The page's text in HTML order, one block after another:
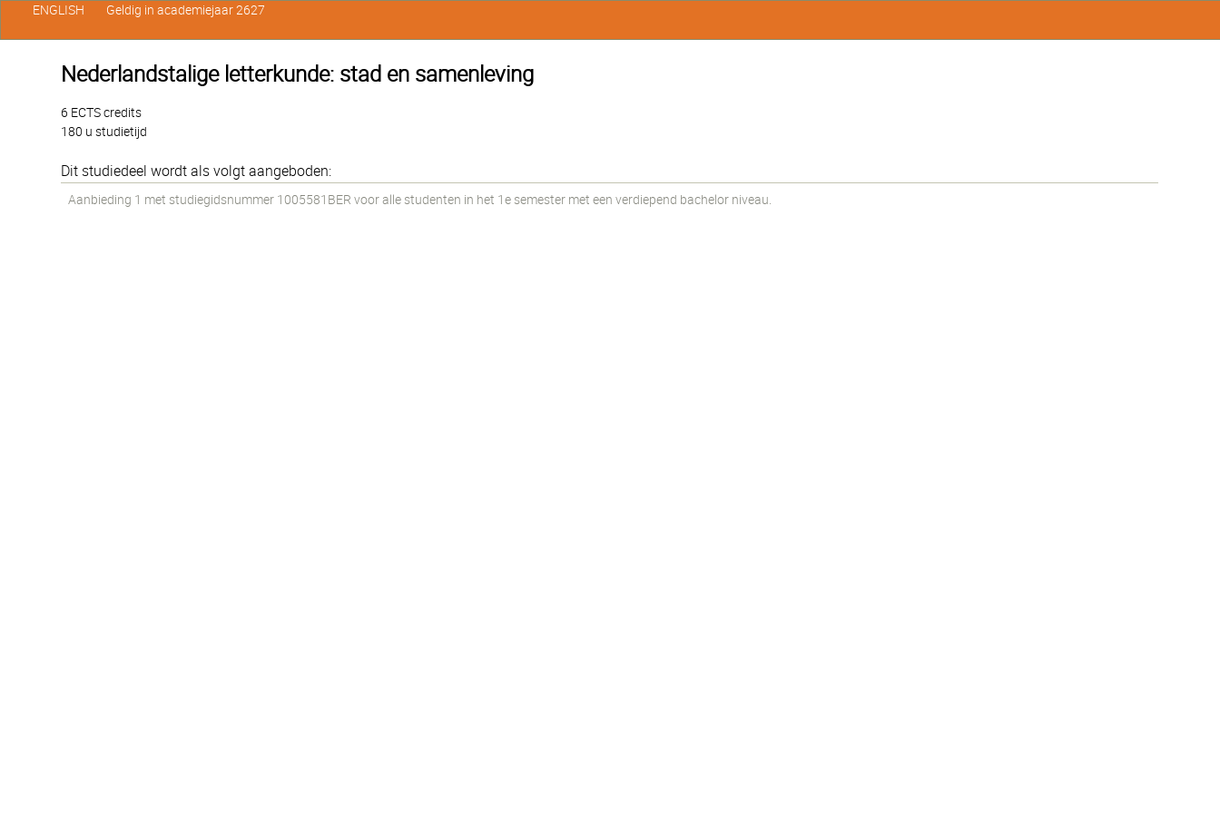
Nederlandstalige letterkunde: stad en samenleving
6 ECTS credits
180 u studietijd
Dit studiedeel wordt als volgt aangeboden:
Aanbieding 1 met studiegidsnummer 1005581BER voor alle studenten in het 1e semester met een verdiepend bachelor niveau.
ENGLISH Geldig in academiejaar 2627